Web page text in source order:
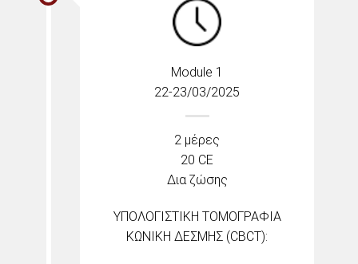
Module 1
22-23/03/2025
2 μέρες
20 CE
Δια ζώσης
ΥΠΟΛΟΓΙΣΤΙΚΗ ΤΟΜΟΓΡΑΦΙΑ
ΚΩΝΙΚΗ ΔΕΣΜΗΣ (CBCT):